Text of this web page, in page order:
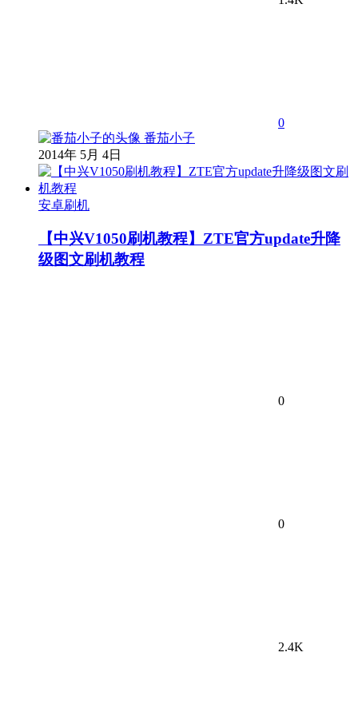
0
番茄小子
2014年 5月 4日
安卓刷机
【中兴V1050刷机教程】ZTE官方update升降
级图文刷机教程
0
0
2.4K